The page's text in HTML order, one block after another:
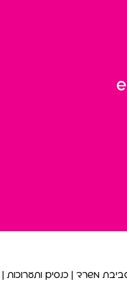
משרד כנסים ותערוכות